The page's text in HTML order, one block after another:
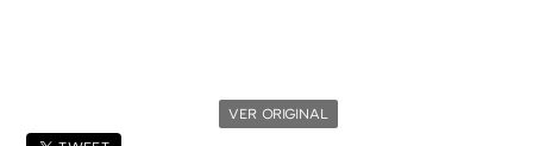
VER ORIGINAL